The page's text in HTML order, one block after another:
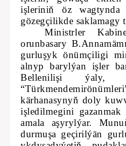
işleriniň öz wagtynda
gözegçilikde saklamagy
Ministrler
orunbasary
gurluşyk önümçiligi
alnyp barylýan işler
Bellenilişi ýaly,
kärhanasynyň doly
işledilmegini
amala aşyrylýar.
durmuşa geçirilýän